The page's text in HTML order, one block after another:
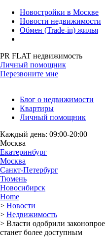
Новостройки в Москве
Новости недвижимости
Обмен (Trade-in) жилья
PR FLAT недвижимость
Личный помощник
Перезвоните мне
Блог о недвижимости
Квартиры
Личный помощник
Каждый день: 09:00-20:00
Москва
Екатеринбург
Москва
Санкт-Петербург
Тюмень
Новосибирск
Home
> Новости
> Недвижимость
> Власти одобрили
станет более доступным